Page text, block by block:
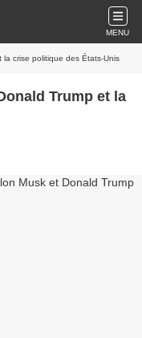
MENU
crise politique des États-Unis
Trump et la